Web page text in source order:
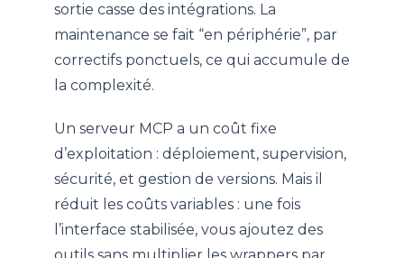
sortie casse des intégrations. La
maintenance se fait “en périphérie”, par
correctifs ponctuels, ce qui accumule de
la complexité.
Un serveur MCP a un coût fixe
d’exploitation : déploiement, supervision,
sécurité, et gestion de versions. Mais il
réduit les coûts variables : une fois
l’interface stabilisée, vous ajoutez des